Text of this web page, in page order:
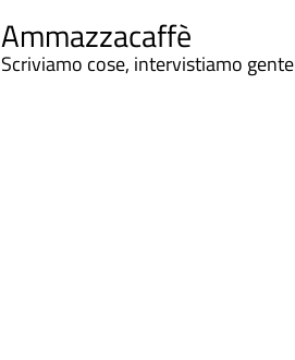
Ammazzacaffè
Scriviamo cose, intervistiamo gente